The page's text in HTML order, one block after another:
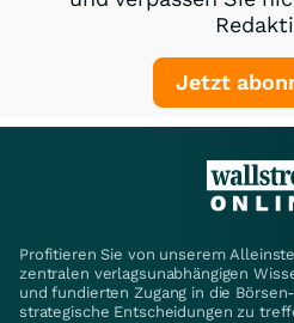
Jetzt
Profitieren Sie von unserem
zentralen verlagsunabhängigen
und fundierten Zugang in die
strategische Entscheidungen zu